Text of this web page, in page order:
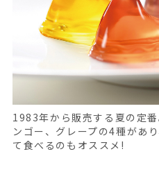
1983年から販売する夏の定
ンゴー、グレープの4種があ
て食べるのもオススメ!